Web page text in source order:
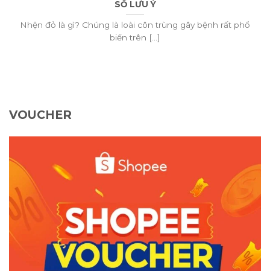
SỐ LƯU Ý
Nhện đỏ là gì? Chúng là loài côn trùng gây bệnh rất phổ
biến trên [...]
VOUCHER